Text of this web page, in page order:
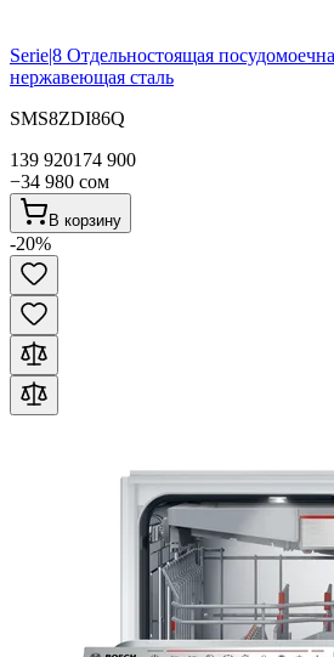
Serie|8 Отдельностоящая
нержавеющая сталь
SMS8ZDI86Q
139 920174 900
−34 980 сом
В корзину
-20%